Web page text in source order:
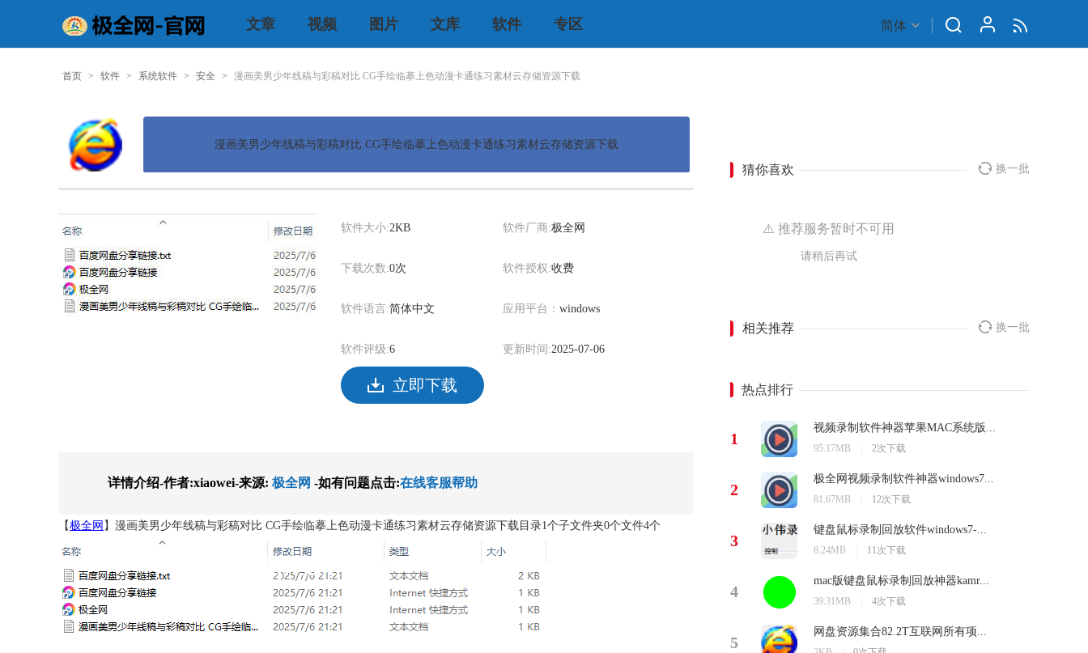
文章 视频 图片 文库 软件 专区 简体
首页 > 软件 > 系统软件 > 安全 > 漫画美男少年线稿与彩稿对比 CG手绘临摹上色动漫卡通练习素材云存储资源下载
漫画美男少年线稿与彩稿对比 CG手绘临摹上色动漫卡通练习素材云存储资源下载
软件大小:2KB
下载次数:0次
软件语言:简体中文
软件评级:6
软件厂商:极全网
软件授权:收费
应用平台： windows
更新时间:2025-07-06
立即下载
详情介绍-作者:xiaowei-来源: 极全网 -如有问题点击:在线客服帮助
【极全网 】漫画美男少年线稿与彩稿对比 CG手绘临摹上色动漫卡通练习素材云存储资源下载目录1个子文件夹0个文件4个
猜你喜欢 换一批
⚠️ 推荐服务暂时不可用
请稍后再试
相关推荐 换一批
热点排行
1
视频录制软件神器苹果MAC系统版...
95.17MB 2次下载
2
极全网视频录制软件神器windows7...
81.67MB 12次下载
3
键盘鼠标录制回放软件windows7-...
8.24MB 11次下载
4
mac版键盘鼠标录制回放神器kamr...
39.31MB 4次下载
5
网盘资源集合82.2T互联网所有项...